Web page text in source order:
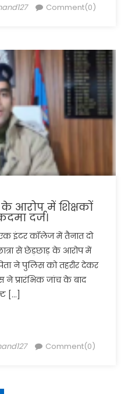
Comment(0)
के आरोप में शिक्षकों
दर्ज।
एक इंटर कॉलेज में तैनात दो
से छेड़छाड़ के आरोप में
ने पुलिस को तहरीर देकर
ने प्रारंभिक जांच के बाद
[…]
Comment(0)